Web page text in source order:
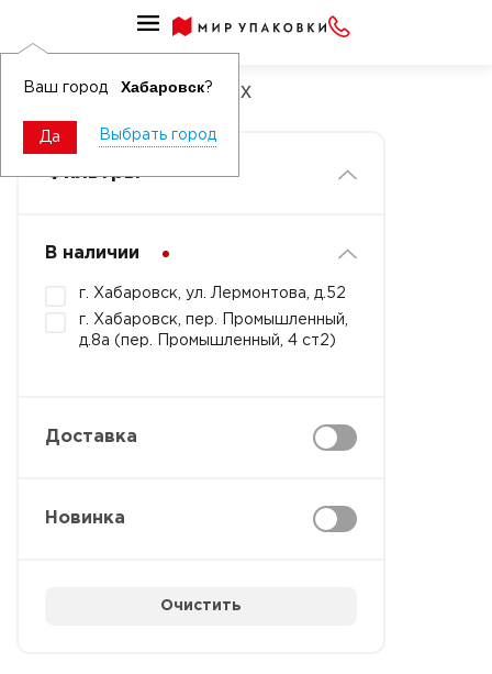
Ваш город Хабаровск?
Да Выбрать город
Спирали от насекомых
Фильтры
В наличии
г. Хабаровск, ул. Лермонтова, д.52
г. Хабаровск, пер. Промышленный,
д.8а (пер. Промышленный, 4 ст2)
Доставка
Новинка
Очистить